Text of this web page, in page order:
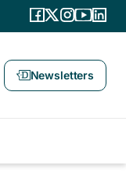
Newsletters